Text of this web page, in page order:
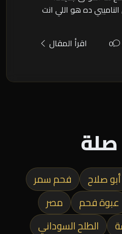
ده هو اللي انت
0 اقرأ المقال
صلاح
فحم سمر
عبوة فحم
مصر
الطلح السوداني